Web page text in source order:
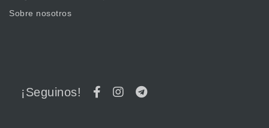
Sobre nosotros
¡Seguinos!